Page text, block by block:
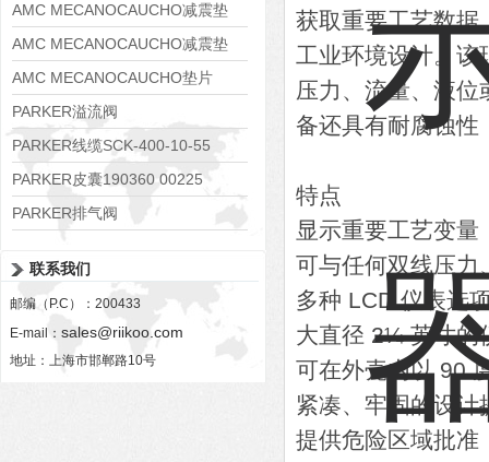
AMC MECANOCAUCHO减震垫
138552
AMC MECANOCAUCHO减震垫
138551
AMC MECANOCAUCHO垫片
608074
PARKER溢流阀
RE06M35W2N1KWXG087
PARKER线缆SCK-400-10-55
PARKER皮囊190360 00225
PARKER排气阀
联系我们
邮编（P.C）：200433
E-mail： sales@riikoo.com
地址：上海市邯郸路10号
获取重要工艺数据
工业环境设计。该
压力、流量、液位
备还具有耐腐蚀性
特点
显示重要工艺变
可与任何双线压力
多种 LCD 仪表选
大直径 2¼ 英寸的
可在外壳内以 90
紧凑、牢固的设
提供危险区域批准